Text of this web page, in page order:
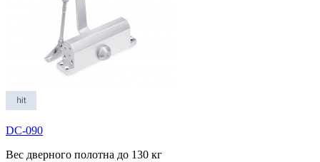
DC-090
Вес дверного полотна до 130 кг